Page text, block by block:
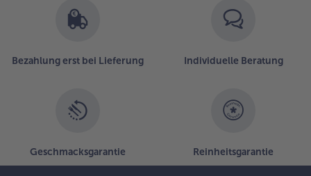
Bezahlung erst bei Lieferung Individuelle Beratung
Geschmacksgarantie Reinheitsgarantie